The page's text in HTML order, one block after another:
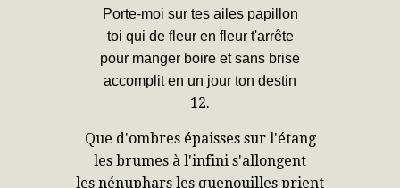
Porte-moi sur tes ailes papillon
toi qui de fleur en fleur t'arrête
pour manger boire et sans brise
accomplit en un jour ton destin
12.
Que d'ombres épaisses sur l'étang
les brumes à l'infini s'allongent
les nénuphars les quenouilles prient